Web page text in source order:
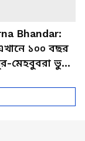
Bhandar:
১০০ বছর
মেহবুবরা ভুয়ো
শুভেন্দু